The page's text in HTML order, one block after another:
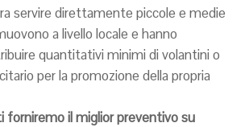
servire direttamente piccole e medie
a livello locale e hanno
quantitativi minimi di volantini o
per la promozione della propria
il miglior preventivo su